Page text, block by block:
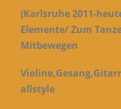
(Karlsruhe 2011-
Elemente/Zum
Mitbewegen
allstyle